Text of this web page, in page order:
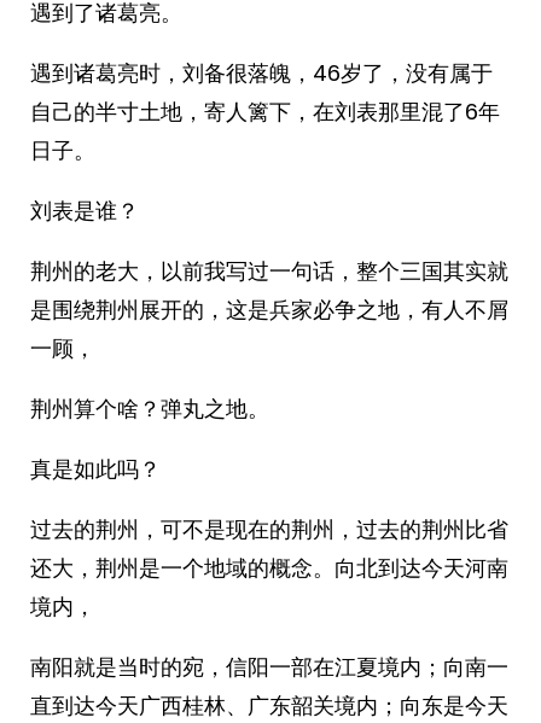
遇到了诸葛亮。
遇到诸葛亮时，刘备很落魄，46岁了，没有属于
自己的半寸土地，寄人篱下，在刘表那里混了6年
日子。
刘表是谁？
荆州的老大，以前我写过一句话，整个三国其实就
是围绕荆州展开的，这是兵家必争之地，有人不屑
一顾，
荆州算个啥？弹丸之地。
真是如此吗？
过去的荆州，可不是现在的荆州，过去的荆州比省
还大，荆州是一个地域的概念。向北到达今天河南
境内，
南阳就是当时的宛，信阳一部在江夏境内；向南一
直到达今天广西桂林、广东韶关境内；向东是今天